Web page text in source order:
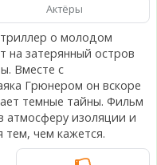
Актёры
о молодом
на затерянный остров
Вместе с
Грюнером он вскоре
темные тайны. Фильм
атмосферу изоляции и
тем, чем кажется.